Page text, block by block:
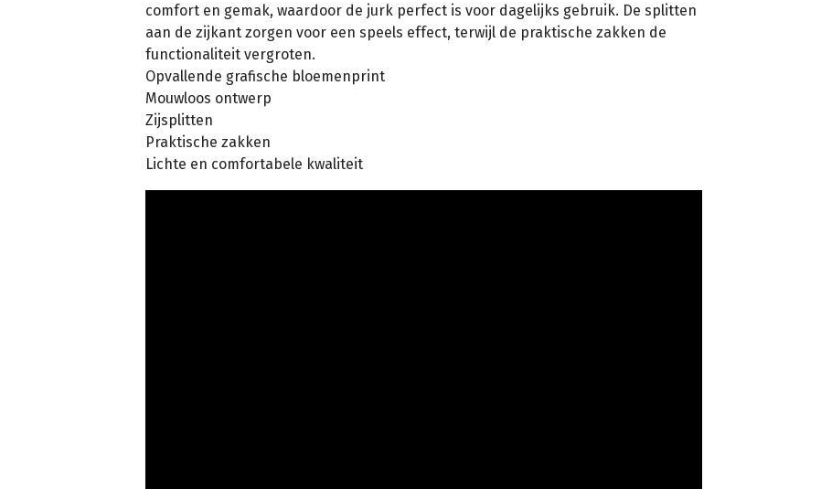
comfort en gemak, waardoor de jurk perfect is voor dagelijks gebruik. De splitten
aan de zijkant zorgen voor een speels effect, terwijl de praktische zakken de
functionaliteit vergroten.
Opvallende grafische bloemenprint
Mouwloos ontwerp
Zijsplitten
Praktische zakken
Lichte en comfortabele kwaliteit